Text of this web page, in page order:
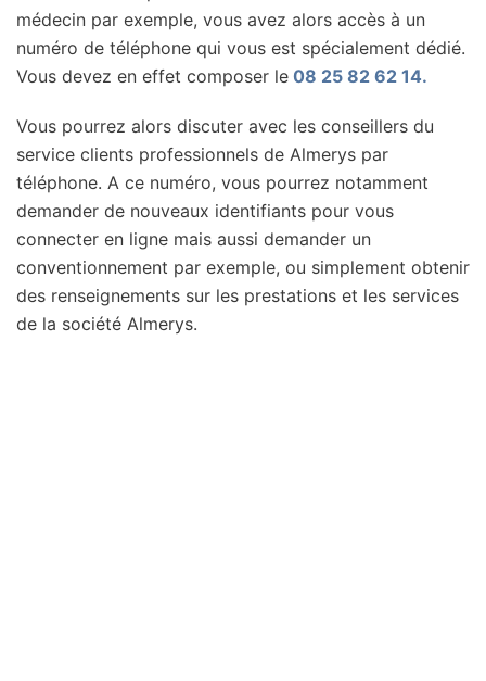
médecin par exemple, vous avez alors accès à un
numéro de téléphone qui vous est spécialement dédié.
Vous devez en effet composer le 08 25 82 62 14.
Vous pourrez alors discuter avec les conseillers du
service clients professionnels de Almerys par
téléphone. A ce numéro, vous pourrez notamment
demander de nouveaux identifiants pour vous
connecter en ligne mais aussi demander un
conventionnement par exemple, ou simplement obtenir
des renseignements sur les prestations et les services
de la société Almerys.